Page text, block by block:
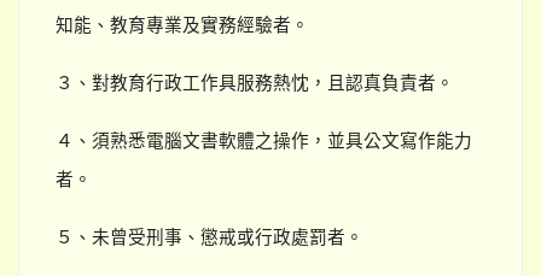
知能、教育專業及實務經驗者。
３、對教育行政工作具服務熱忱，且認真負責者。
４、須熟悉電腦文書軟體之操作，並具公文寫作能力
者。
５、未曾受刑事、懲戒或行政處罰者。